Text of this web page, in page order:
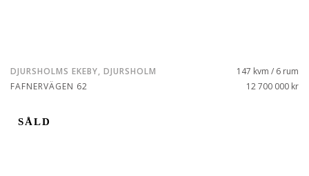
DJURSHOLMS EKEBY, DJURSHOLM
FAFNERVÄGEN 62
147 kvm / 6 rum
12 700 000 kr
SÅLD